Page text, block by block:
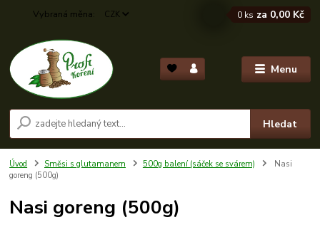
Menu
CZK
Hledat
0 ks za 0,00 Kč
Úvod Směsi s glutamanem 500g balení (sáček se svárem)
Nasi
goreng (500g)
Nasi goreng (500g)